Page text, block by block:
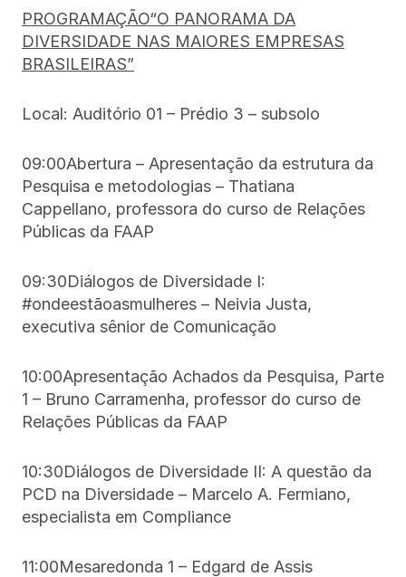
PROGRAMAÇÃO“O PANORAMA DA
DIVERSIDADE NAS MAIORES EMPRESAS
BRASILEIRAS”
Local: Auditório 01 – Prédio 3 – subsolo
09:00Abertura – Apresentação da estrutura da
Pesquisa e metodologias – Thatiana
Cappellano, professora do curso de Relações
Públicas da FAAP
09:30Diálogos de Diversidade I:
#ondeestãoasmulheres – Neivia Justa,
executiva sênior de Comunicação
10:00Apresentação Achados da Pesquisa, Parte
1 – Bruno Carramenha, professor do curso de
Relações Públicas da FAAP
10:30Diálogos de Diversidade II: A questão da
PCD na Diversidade – Marcelo A. Fermiano,
especialista em Compliance
11:00Mesaredonda 1 – Edgard de Assis